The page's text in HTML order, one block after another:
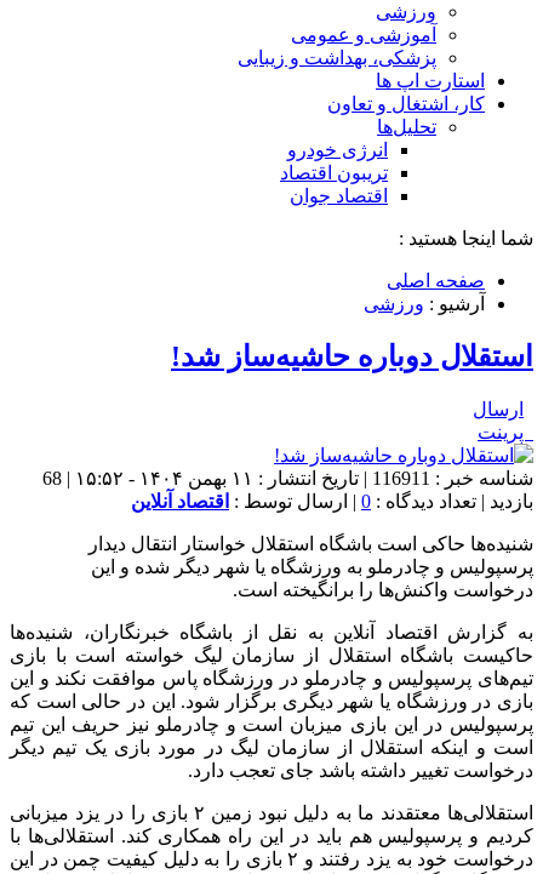
ورزشی
آموزشی و عمومی
پزشکی، بهداشت و زیبایی
استارت اپ ها
کار، اشتغال و تعاون
تحلیل‌ها
انرژی خودرو
تریبون اقتصاد
اقتصاد جوان
شما اینجا هستید :
صفحه اصلی
آرشیو : ورزشی
استقلال دوباره حاشیه‌ساز شد!
ارسال
پرینت
شناسه خبر : 116911 | تاریخ انتشار : ۱۱ بهمن ۱۴۰۴ - ۱۵:۵۲ | 68
بازدید | تعداد دیدگاه : 0 | ارسال توسط : اقتصاد آنلاین
شنیده‌ها حاکی است باشگاه استقلال خواستار انتقال دیدار
پرسپولیس و چادرملو به ورزشگاه یا شهر دیگر شده و این
درخواست واکنش‌ها را برانگیخته است.
به گزارش اقتصاد آنلاین به نقل از باشگاه خبرنگاران، شنیده‌ها
حاکیست باشگاه استقلال از سازمان لیگ خواسته است با بازی
تیم‌های پرسپولیس و چادرملو در ورزشگاه پاس موافقت نکند و این
بازی در ورزشگاه یا شهر دیگری برگزار شود. این در حالی است که
پرسپولیس در این بازی میزبان است و چادرملو نیز حریف این تیم
است و اینکه استقلال از سازمان لیگ در مورد بازی یک تیم دیگر
درخواست تغییر داشته باشد جای تعجب دارد.
استقلالی‌ها معتقدند ما به دلیل نبود زمین ۲ بازی را در یزد میزبانی
کردیم و پرسپولیس هم باید در این راه همکاری کند. استقلالی‌ها با
درخواست خود به یزد رفتند و ۲ بازی را به دلیل کیفیت چمن در این